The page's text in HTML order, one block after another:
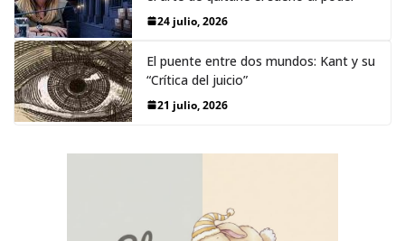
24 julio, 2026
El puente entre dos mundos: Kant y su
“Crítica del juicio”
21 julio, 2026